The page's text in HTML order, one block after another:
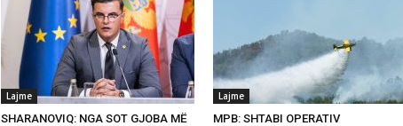
Lajme
SHARANOVIQ: NGA SOT GJOBA MË
Lajme
MPB: SHTABI OPERATIV